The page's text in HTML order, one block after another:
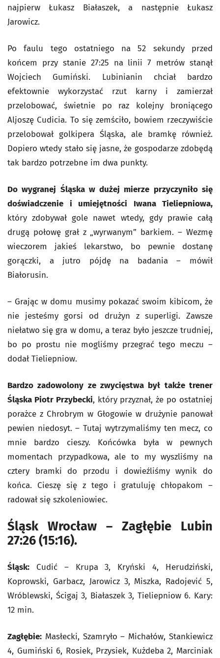
najpierw Łukasz Białaszek, a następnie Łukasz
Jarowicz.
Po faulu tego ostatniego na 52 sekundy przed
końcem przy stanie 27:25 na linii 7 metrów stanął
Wojciech Gumiński. Lubinianin chciał bardzo
efektownie wykorzystać rzut karny i zamierzał
przelobować, świetnie po raz kolejny broniącego
Aljoszę Cudicia. To się zemściło, bowiem rzeczywiście
przelobował golkipera Śląska, ale bramkę również.
Dopiero wtedy stało się jasne, że gospodarze zdobędą
tak bardzo potrzebne im dwa punkty.
Do wygranej Śląska w dużej mierze przyczyniło się
doświadczenie i umiejętności Iwana Tieliepniowa,
który zdobywał gole nawet wtedy, gdy prawie całą
drugą połowę grał z „wyrwanym” barkiem. – Wezmę
wieczorem jakieś lekarstwo, bo pewnie dostanę
gorączki, a jutro pójdę na badania – mówił
Białorusin.
– Grając w domu musimy pokazać swoim kibicom, że
nie jesteśmy gorsi od drużyn z superligi. Zawsze
niełatwo się gra w domu, a teraz było jeszcze trudniej,
bo po prostu nie mogliśmy przegrać tego meczu –
dodał Tieliepniow.
Bardzo zadowolony ze zwycięstwa był także trener
Śląska Piotr Przybecki, który przyznał, że po ostatniej
porażce z Chrobrym w Głogowie w drużynie panował
pewien niedosyt. – Tutaj wytrzymaliśmy ten mecz, co
mnie bardzo cieszy. Końcówka była w pewnych
momentach przypadkowa, ale to my wyszliśmy na
cztery bramki do przodu i dowieźliśmy wynik do
końca. Cieszę się z tego i gratuluję chłopakom –
radował się szkoleniowiec.
Śląsk Wrocław – Zagłębie Lubin
27:26 (15:16).
Śląsk: Cudić – Krupa 3, Kryński 4, Herudziński,
Koprowski, Garbacz, Jarowicz 3, Miszka, Radojević 5,
Wróblewski, Ścigaj 3, Białaszek 3, Tieliepniow 6. Kary:
12 min.
Zagłębie: Masłecki, Szamryło – Michałów, Stankiewicz
4, Gumiński 6, Rosiek, Przysiek, Kużdeba 2, Marciniak